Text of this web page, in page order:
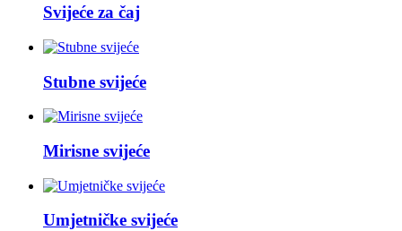
Svijeće za čaj
Stubne svijeće
Mirisne svijeće
Umjetničke svijeće